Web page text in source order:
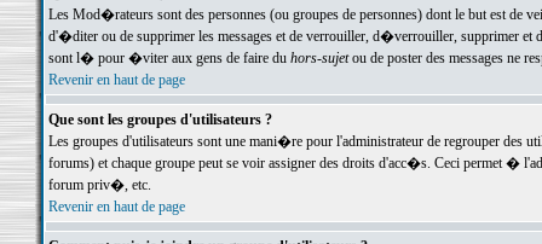
Les Mod�rateurs sont des personnes (ou groupes de personnes) dont le but est de
d'�diter ou de supprimer les messages et de verrouiller, d�verrouiller, supprimer
sont l� pour �viter aux gens de faire du hors-sujetou de poster des messages ne
Revenir en haut de page
Que sont les groupes d'utilisateurs ?
Les groupes d'utilisateurs sont une mani�re pour l'administrateur de regrouper des
forums) et chaque groupe peut se voir assigner des droits d'acc�s. Ceci permet
forum priv�, etc.
Revenir en haut de page